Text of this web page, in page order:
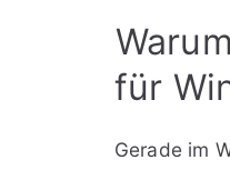
für
Gerade im